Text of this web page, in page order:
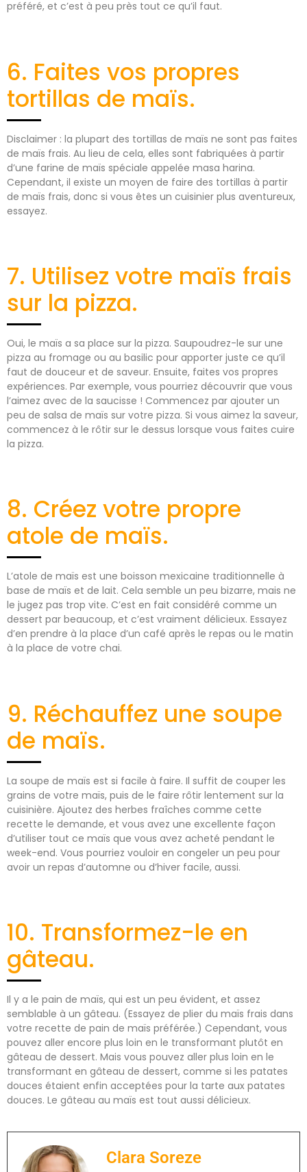
préféré, et c’est à peu près tout ce qu’il faut.
6. Faites vos propres
tortillas de maïs.
Disclaimer : la plupart des tortillas de maïs ne sont pas faites
de maïs frais. Au lieu de cela, elles sont fabriquées à partir
d’une farine de maïs spéciale appelée masa harina.
Cependant, il existe un moyen de faire des tortillas à partir
de maïs frais, donc si vous êtes un cuisinier plus aventureux,
essayez.
7. Utilisez votre maïs frais
sur la pizza.
Oui, le maïs a sa place sur la pizza. Saupoudrez-le sur une
pizza au fromage ou au basilic pour apporter juste ce qu’il
faut de douceur et de saveur. Ensuite, faites vos propres
expériences. Par exemple, vous pourriez découvrir que vous
l’aimez avec de la saucisse ! Commencez par ajouter un
peu de salsa de maïs sur votre pizza. Si vous aimez la saveur,
commencez à le rôtir sur le dessus lorsque vous faites cuire
la pizza.
8. Créez votre propre
atole de maïs.
L’atole de maïs est une boisson mexicaine traditionnelle à
base de maïs et de lait. Cela semble un peu bizarre, mais ne
le jugez pas trop vite. C’est en fait considéré comme un
dessert par beaucoup, et c’est vraiment délicieux. Essayez
d’en prendre à la place d’un café après le repas ou le matin
à la place de votre chai.
9. Réchauffez une soupe
de maïs.
La soupe de maïs est si facile à faire. Il suffit de couper les
grains de votre maïs, puis de le faire rôtir lentement sur la
cuisinière. Ajoutez des herbes fraîches comme cette
recette le demande, et vous avez une excellente façon
d’utiliser tout ce maïs que vous avez acheté pendant le
week-end. Vous pourriez vouloir en congeler un peu pour
avoir un repas d’automne ou d’hiver facile, aussi.
10. Transformez-le en
gâteau.
Il y a le pain de maïs, qui est un peu évident, et assez
semblable à un gâteau. (Essayez de plier du maïs frais dans
votre recette de pain de maïs préférée.) Cependant, vous
pouvez aller encore plus loin en le transformant plutôt en
gâteau de dessert. Mais vous pouvez aller plus loin en le
transformant en gâteau de dessert, comme si les patates
douces étaient enfin acceptées pour la tarte aux patates
douces. Le gâteau au maïs est tout aussi délicieux.
Clara Soreze